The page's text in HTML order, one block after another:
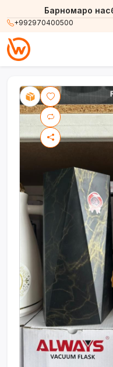
+992970400500
Барномаро